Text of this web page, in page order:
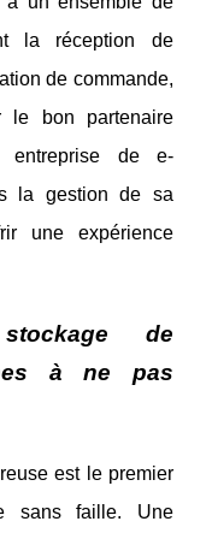
la réception de
de commande,
le bon partenaire
entreprise de e-
la gestion de sa
une expérience
de
à ne pas
est le premier
sans faille. Une